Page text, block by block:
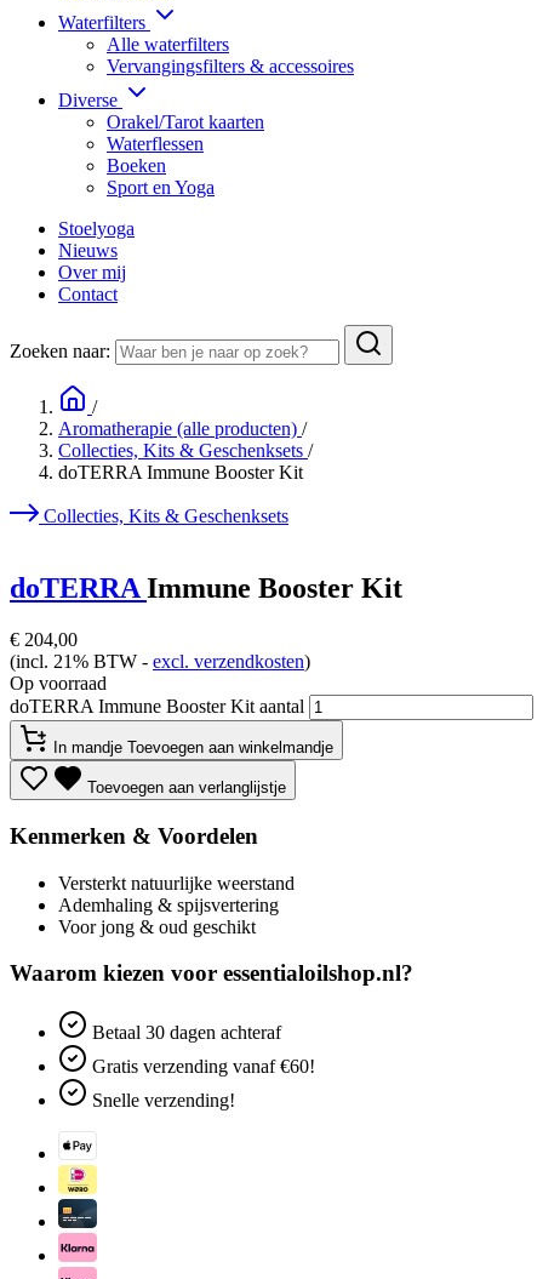
Waterfilters
Alle waterfilters
Vervangingsfilters & accessoires
Diverse
Orakel/Tarot kaarten
Waterflessen
Boeken
Sport en Yoga
Stoelyoga
Nieuws
Over mij
Contact
Zoeken naar:
/
Aromatherapie (alle producten) /
Collecties, Kits & Geschenksets /
doTERRA Immune Booster Kit
Collecties, Kits & Geschenksets
doTERRAImmune Booster Kit
€ 204,00
(incl. 21% BTW - excl. verzendkosten)
Op voorraad
doTERRA Immune Booster Kit aantal
In mandje Toevoegen aan winkelmandje
Toevoegen aan verlanglijstje
Kenmerken & Voordelen
Versterkt natuurlijke weerstand
Ademhaling & spijsvertering
Voor jong & oud geschikt
Waarom kiezen voor essentialoilshop.nl?
Betaal 30 dagen achteraf
Gratis verzending vanaf €60!
Snelle verzending!